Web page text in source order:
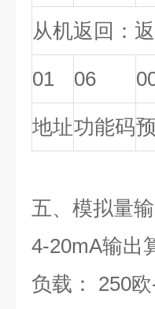
从机返回：
01 06
地址功能码
五、模拟量
4-20mA输出
负载： 250